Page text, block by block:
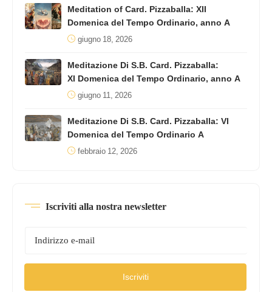
Meditation of Card. Pizzaballa: XII
Domenica del Tempo Ordinario, anno A
giugno 18, 2026
Meditazione Di S.B. Card. Pizzaballa:
XI Domenica del Tempo Ordinario, anno A
giugno 11, 2026
Meditazione Di S.B. Card. Pizzaballa: VI
Domenica del Tempo Ordinario A
febbraio 12, 2026
Iscriviti alla nostra newsletter
Iscriviti